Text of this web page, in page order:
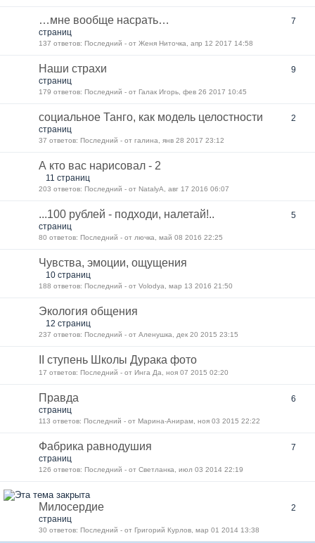
…мне вообще насрать…
7
страниц
137 ответов: Последний - от Женя Ниточка, апр 12 2017 14:58
Наши страхи
9
страниц
179 ответов: Последний - от Галак Игорь, фев 26 2017 10:45
социальное Танго, как модель целостности
2
страниц
37 ответов: Последний - от галина, янв 28 2017 23:12
А кто вас нарисовал - 2
11 страниц
203 ответов: Последний - от NatalyA, авг 17 2016 06:07
...100 рублей - подходи, налетай!..
5
страниц
80 ответов: Последний - от лючка, май 08 2016 22:25
Чувства, эмоции, ощущения
10 страниц
188 ответов: Последний - от Volodya, мар 13 2016 21:50
Экология общения
12 страниц
237 ответов: Последний - от Аленушка, дек 20 2015 23:15
II ступень Школы Дурака фото
17 ответов: Последний - от Инга Да, ноя 07 2015 02:20
Правда
6
страниц
113 ответов: Последний - от Марина-Анирам, ноя 03 2015 22:22
Фабрика равнодушия
7
страниц
126 ответов: Последний - от Светланка, июл 03 2014 22:19
Милосердие
2
страниц
30 ответов: Последний - от Григорий Курлов, мар 01 2014 13:38